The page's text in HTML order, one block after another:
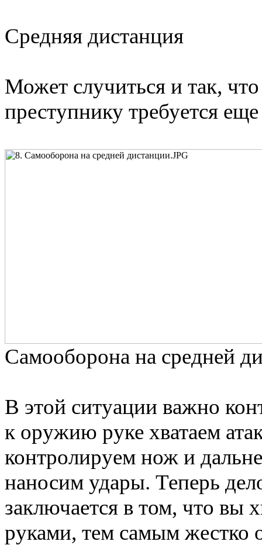
Средняя дистанция
Может случиться и так,
преступнику требуется
Самооборона на средней
В этой ситуации важно
к оружию руке хватаем
контролируем нож и
наносим удары. Теперь
заключается в том, что вы
руками, тем самым жестко